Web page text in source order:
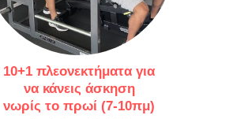
10+1 πλεονεκτήματα για
να κάνεις άσκηση
νωρίς το πρωί (7-10πμ)